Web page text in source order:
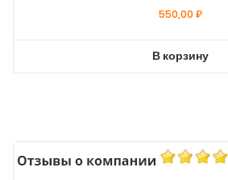
550,00₽
В корзину